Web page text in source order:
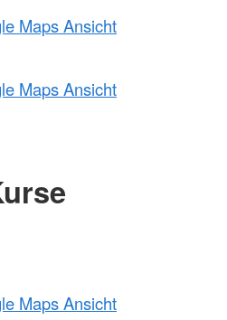
Maps Ansicht
Maps Ansicht
Maps Ansicht